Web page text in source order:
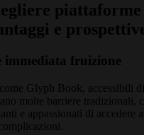
e
immediata fruizione
Glyph Book, accessibili
molte barriere tradizionali,
e appassionati di accedere